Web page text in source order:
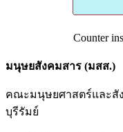
Counter
มนุษยสังคมสาร (มสส.)
คณะมนุษยศาสตร์และสั
บุรีรัมย์